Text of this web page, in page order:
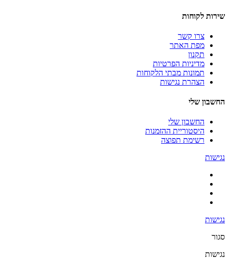
שירות לקוחות
צרו קשר
מפת האתר
תקנון
מדיניות הפרטיות
תמונות מבתי הלקוחות
הצהרת נגישות
החשבון שלי
החשבון שלי
היסטוריית ההזמנות
רשימת תפוצה
נגישות
נגישות
סגור
נגישות